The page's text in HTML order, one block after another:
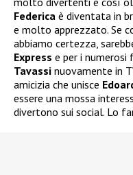
Federica è diventata in
e molto apprezzato. Se
abbiamo certezza,
Express e per i numerosi
Tavassi nuovamente in
amicizia che unisce
essere una mossa
divertono sui social. Lo